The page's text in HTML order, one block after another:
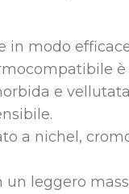
in modo
e
a nichel,
leggero